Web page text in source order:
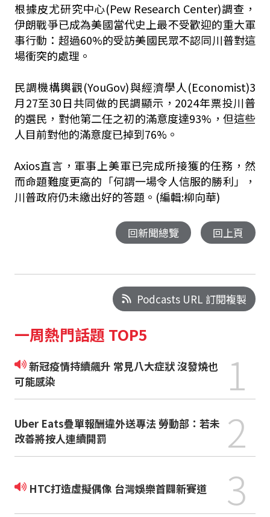
根據皮尤研究中心(Pew Research Center)調查，
伊朗戰爭已成為美國當代史上最不受歡迎的重大軍
事行動：超過60%的受訪美國民眾不認同川普對這
場衝突的處理。
民調機構輿觀(YouGov)與經濟學人(Economist)3
月27至30日共同做的民調顯示，2024年票投川普
的選民，對他第二任之初的滿意度達93%，但這些
人目前對他的滿意度已掉到76%。
Axios直言，軍事上美軍已完成所接獲的任務，然
而命題難度更高的「何謂一場令人信服的勝利」，
川普政府仍未繳出好的答題。(編輯:柳向華)
回新聞總覽 回上頁
Podcasts URL 訂閱複製
一周熱門話題 TOP5
新冠疫情持續飆升 常見八大症狀 沒發燒也
可能感染
1
Uber Eats疊單報酬違外送專法 勞動部：若未
改善將按人連續開罰
2
HTC打造虛擬偶像 台灣娛樂首闢新賽道 3